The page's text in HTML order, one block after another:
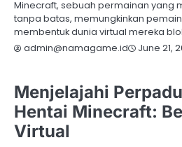
Minecraft, sebuah permainan yang
tanpa batas, memungkinkan
membentuk dunia virtual mereka
admin@namagame.id
June 21,
Menjelajahi
Hentai Minecraft:
Virtual